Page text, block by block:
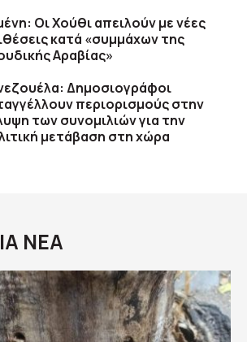
Οι Χούθι απειλούν με νέες
κατά «συμμάχων της
Αραβίας»
Δημοσιογράφοι
περιορισμούς στην
των συνομιλιών για την
μετάβαση στη χώρα
ΝΕΑ